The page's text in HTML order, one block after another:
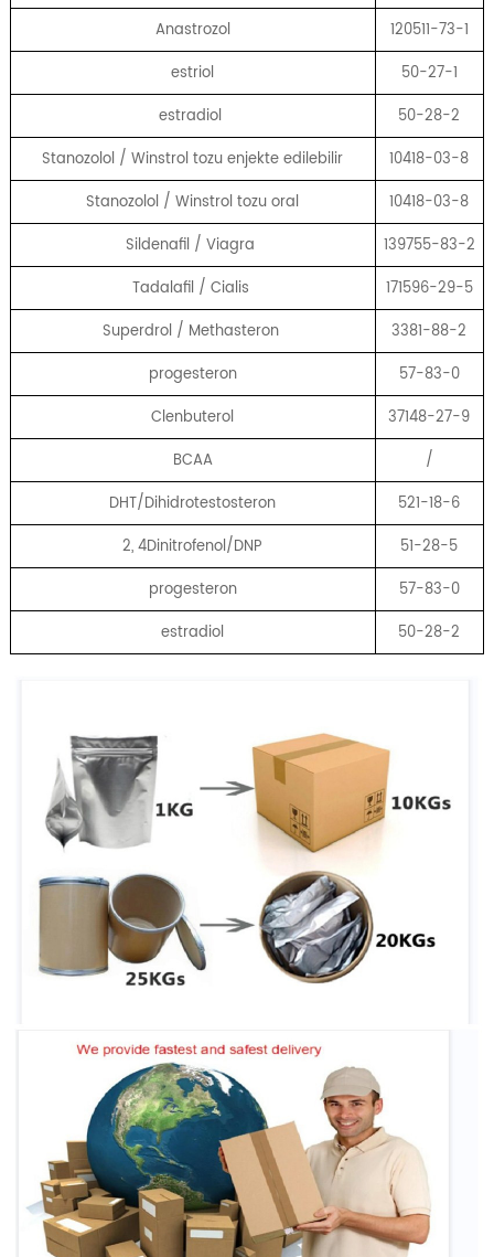
Anastrozol
120511-73-1
estriol
50-27-1
estradiol
50-28-2
Stanozolol / Winstrol tozu enjekte edilebilir
10418-03-8
Stanozolol / Winstrol tozu oral
10418-03-8
Sildenafil / Viagra
139755-83-2
Tadalafil / Cialis
171596-29-5
Superdrol / Methasteron
3381-88-2
progesteron
57-83-0
Clenbuterol
37148-27-9
BCAA
/
DHT/Dihidrotestosteron
521-18-6
2, 4Dinitrofenol/DNP
51-28-5
progesteron
57-83-0
estradiol
50-28-2